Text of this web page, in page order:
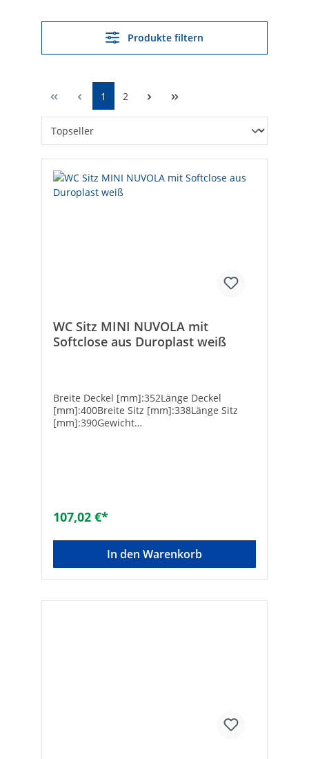
Produkte filtern
1 2
WC Sitz MINI NUVOLA mit
Softclose aus Duroplast weiß
Breite Deckel [mm]:352Länge Deckel
[mm]:400Breite Sitz [mm]:338Länge Sitz
[mm]:390Gewicht
Schraubenbefestigung
[mm]:160Mittenabstand
Absenkautomatik:JaZum Reinigen
abnehmbar:NeinDurchgehende
Scharnierwelle:NeinPuffer mit
Seitenführung:NeinErhöht:NeinForm:D-
107,02 €*
In den Warenkorb